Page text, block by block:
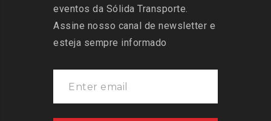
eventos da Sólida Transporte.
Assine nosso canal de newsletter e
esteja sempre informado